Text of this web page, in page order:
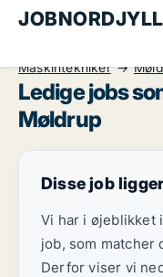
Maskintekniker
Ledige jobs
Møldrup
Disse job
Vi har i øjeblikket
job, som
Derfor viser vi